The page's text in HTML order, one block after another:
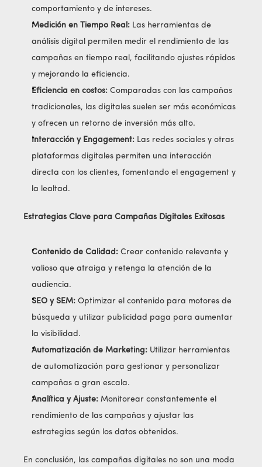
comportamiento y de intereses.
Medición en Tiempo Real: Las herramientas de
análisis digital permiten medir el rendimiento de las
campañas en tiempo real, facilitando ajustes rápidos
y mejorando la eficiencia.
Eficiencia en costos: Comparadas con las campañas
tradicionales, las digitales suelen ser más económicas
y ofrecen un retorno de inversión más alto.
Interacción y Engagement: Las redes sociales y otras
plataformas digitales permiten una interacción
directa con los clientes, fomentando el engagement y
la lealtad.
Estrategias Clave para Campañas Digitales Exitosas
Contenido de Calidad: Crear contenido relevante y
valioso que atraiga y retenga la atención de la
audiencia.
SEO y SEM: Optimizar el contenido para motores de
búsqueda y utilizar publicidad paga para aumentar
la visibilidad.
Automatización de Marketing: Utilizar herramientas
de automatización para gestionar y personalizar
campañas a gran escala.
Analítica y Ajuste: Monitorear constantemente el
rendimiento de las campañas y ajustar las
estrategias según los datos obtenidos.
En conclusión, las campañas digitales no son una moda